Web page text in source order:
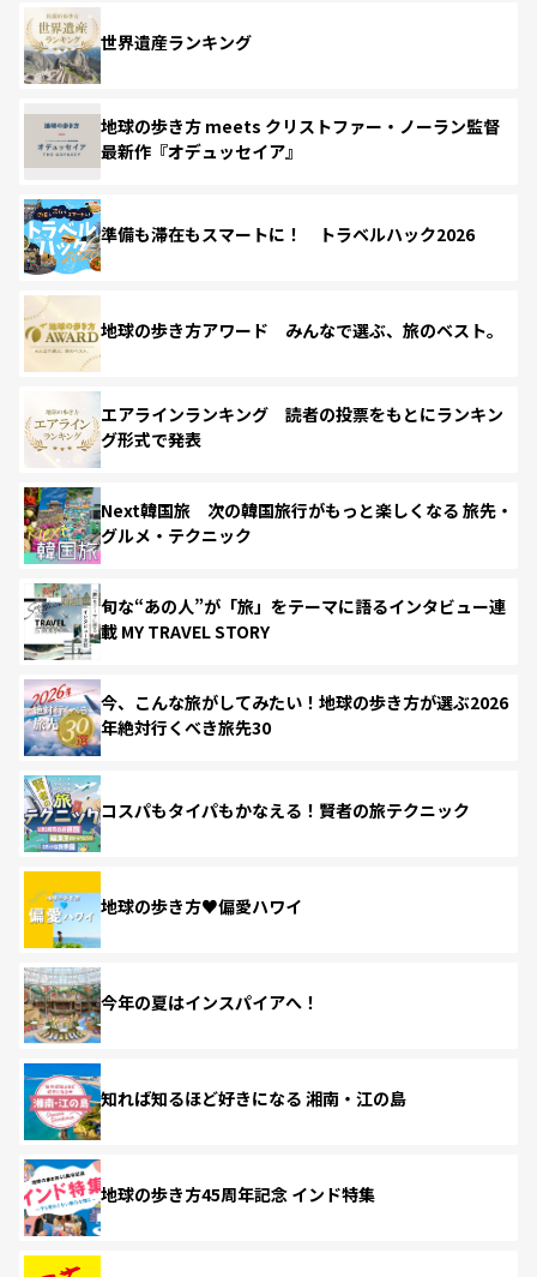
世界遺産ランキング
地球の歩き方 meets クリストファー・ノーラン監督
最新作『オデュッセイア』
準備も滞在もスマートに！ トラベルハック2026
地球の歩き方アワード みんなで選ぶ、旅のベスト。
エアラインランキング 読者の投票をもとにランキン
グ形式で発表
Next韓国旅 次の韓国旅行がもっと楽しくなる 旅先・
グルメ・テクニック
旬な“あの人”が「旅」をテーマに語るインタビュー連
載 MY TRAVEL STORY
今、こんな旅がしてみたい！地球の歩き方が選ぶ2026
年絶対行くべき旅先30
コスパもタイパもかなえる！賢者の旅テクニック
地球の歩き方♥偏愛ハワイ
今年の夏はインスパイアへ！
知れば知るほど好きになる 湘南・江の島
地球の歩き方45周年記念 インド特集